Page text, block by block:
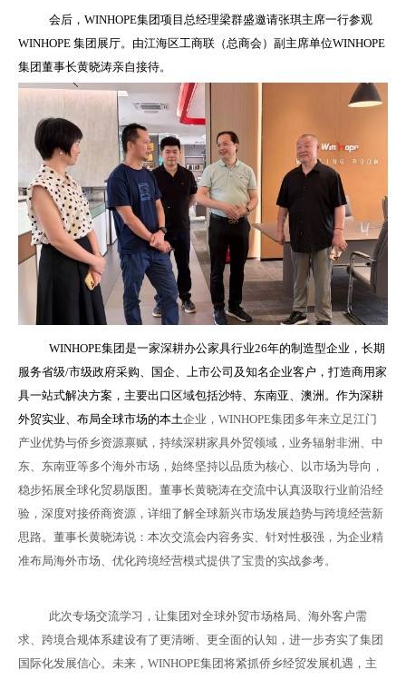
会后，WINHOPE集团项目总经理梁群盛邀请张琪主席一行参观
WINHOPE 集团展厅。由江海区工商联（总商会）副主席单位WINHOPE
集团董事长黄晓涛亲自接待。
WINHOPE集团是一家深耕办公家具行业26年的制造型企业，长期
服务省级/市级政府采购、国企、上市公司及知名企业客户，打造商用家
具一站式解决方案，主要出口区域包括沙特、东南亚、澳洲。 作为深耕
外贸实业、布局全球市场的本土企业，WINHOPE集团多年来立足江门
产业优势与侨乡资源禀赋，持续深耕家具外贸领域，业务辐射非洲、中
东、东南亚等多个海外市场，始终坚持以品质为核心、以市场为导向，
稳步拓展全球化贸易版图。董事长黄晓涛在交流中认真汲取行业前沿经
验，深度对接侨商资源，详细了解全球新兴市场发展趋势与跨境经营新
思路。董事长黄晓涛说：本次交流会内容务实、针对性极强，为企业精
准布局海外市场、优化跨境经营模式提供了宝贵的实战参考。
此次专场交流学习，让集团对全球外贸市场格局、海外客户需
求、跨境合规体系建设有了更清晰、更全面的认知，进一步夯实了集团
国际化发展信心。未来，WINHOPE集团将紧抓侨乡经贸发展机遇，主